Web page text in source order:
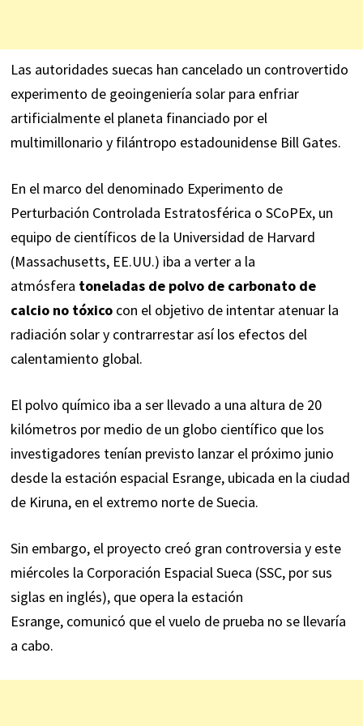
Las autoridades suecas han cancelado un controvertido
experimento de geoingeniería solar para enfriar
artificialmente el planeta financiado por el
multimillonario y filántropo estadounidense Bill Gates.
En el marco del denominado Experimento de
Perturbación Controlada Estratosférica o SCoPEx, un
equipo de científicos de la Universidad de Harvard
(Massachusetts, EE.UU.) iba a verter a la
atmósfera toneladas de polvo de carbonato de
calcio no tóxicocon el objetivo de intentar atenuar la
radiación solar y contrarrestar así los efectos del
calentamiento global.
El polvo químico iba a ser llevado a una altura de 20
kilómetros por medio de un globo científico que los
investigadores tenían previsto lanzar el próximo junio
desde la estación espacial Esrange, ubicada en la ciudad
de Kiruna, en el extremo norte de Suecia.
Sin embargo, el proyecto creó gran controversia y este
miércoles la Corporación Espacial Sueca (SSC, por sus
siglas en inglés), que opera la estación
Esrange, comunicó que el vuelo de prueba no se llevaría
a cabo.